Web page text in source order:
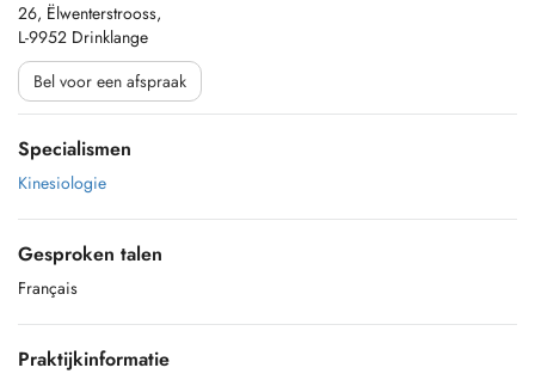
26, Ëlwenterstrooss,
L-9952 Drinklange
Bel voor een afspraak
Specialismen
Kinesiologie
Gesproken talen
Français
Praktijkinformatie